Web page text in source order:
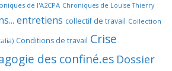
de l'A2CPA Chroniques de Louise Thierry
entretiens collectif de travail Collection
Conditions de travail Crise
des confiné.es Dossier